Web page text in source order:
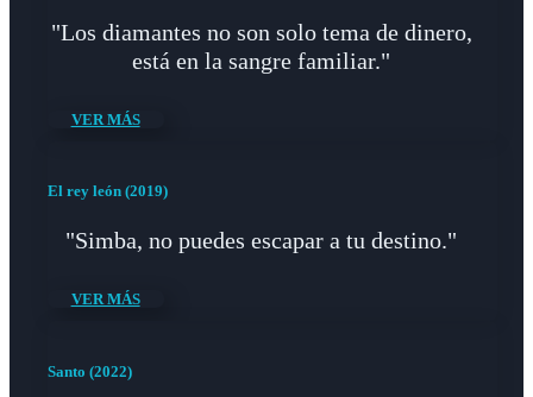
"Los diamantes no son solo tema de dinero,
está en la sangre familiar."
VER MÁS
El rey león (2019)
"Simba, no puedes escapar a tu destino."
VER MÁS
Santo (2022)